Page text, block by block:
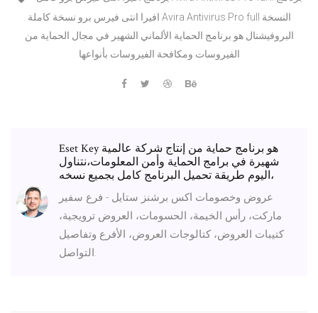
افيرا انتى فيرس برو نسخة كاملة Avira Antivirus Pro full النسخة
البروفيشنال هو برنامج الحماية الألماني الشهير في مجال الحماية من
الفيروسات ومكافحة الفيروسات بأنواعها
Eset Key هو برنامج حماية من إنتاج شركة عالمية
شهيرة في برامج الحماية وأمن المعلومات،نتناول
اليوم طريقة تحميل البرنامج كامل بجميع نسخه،
عروض وخصومات اكس برشنز ستايل - فرع سفير
ماركت، رأس الخيمة، الحسومات، العروض ترويجية،
كتيبات العروض، كتالوجات العروض، الأفرع وتفاصيل
التواصل.